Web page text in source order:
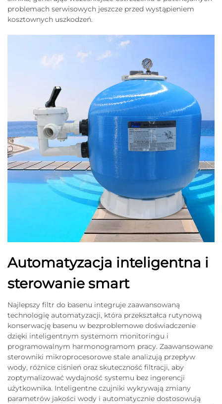
problemach serwisowych jeszcze przed wystąpieniem
kosztownych uszkodzeń.
Automatyzacja inteligentna i
sterowanie smart
Najlepszy filtr do basenu integruje zaawansowaną
technologię automatyzacji, która przekształca rutynową
konserwację basenu w bezproblemowe doświadczenie
dzięki inteligentnym systemom monitoringu i
programowalnym harmonogramom pracy. Zaawansowane
sterowniki mikroprocesorowe stale analizują przepływ
wody, różnice ciśnień oraz skuteczność filtracji, aby
zoptymalizować wydajność systemu bez ingerencji
użytkownika. Inteligentne czujniki wykrywają zmiany
parametrów jakości wody i automatycznie dostosowują